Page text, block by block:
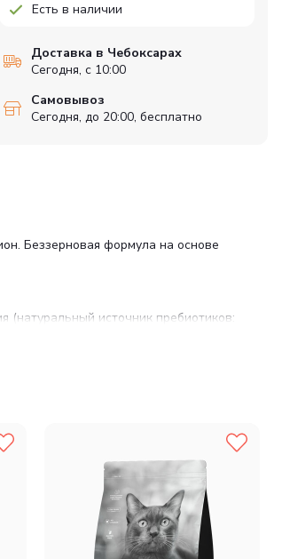
Есть в наличии
Доставка в Чебоксарах
Сегодня, с 10:00
Самовывоз
Сегодня, до 20:00, бесплатно
Беззерновая формула на основе
(натуральный источник пребиотиков:
Черника, Брокколи, Шпинат, Помидоры,
добавок, способных
необходимые питательные вещества